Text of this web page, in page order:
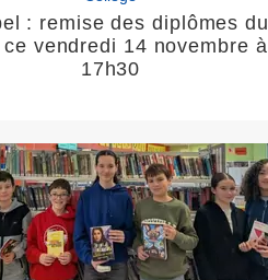
: remise des diplômes du
ce vendredi 14 novembre à
17h30